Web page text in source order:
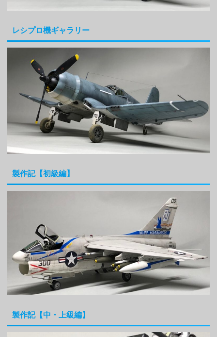
レシプロ機ギャラリー
製作記【初級編】
製作記【中・上級編】